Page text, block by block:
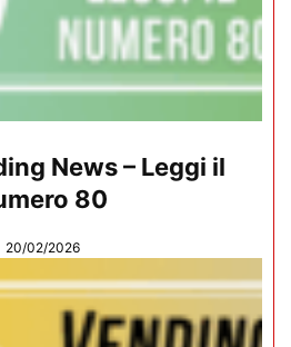
News – Leggi il
80
20/02/2026